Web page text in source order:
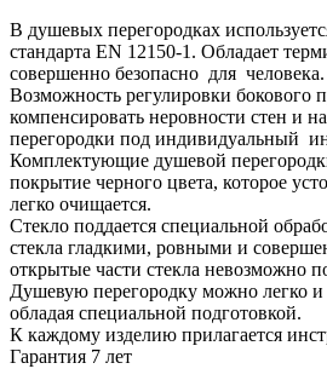
В душевых перегородках
стандарта EN 12150-1. Обладает
совершенно безопасно для человека.
Возможность регулировки бокового
компенсировать неровности стен и
перегородки под индивидуальный
Комплектующие душевой
покрытие черного цвета, которое
легко очищается.
Стекло поддается специальной
стекла гладкими, ровными и
открытые части стекла невозможно
Душевую перегородку можно легко и
обладая специальной подготовкой.
К каждому изделию прилагается
Гарантия 7 лет